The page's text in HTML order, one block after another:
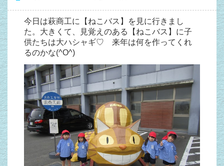
今日は萩商工に【ねこバス】を見に行きまし
た。大きくて、見覚えのある【ねこバス】に子
供たちは大ハシャギ♡ 来年は何を作ってくれ
るのかな(^O^)